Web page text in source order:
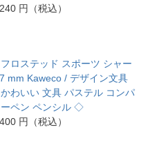
円（税込）
ロステッド スポーツ シャー
mm Kaweco / デザイン文具
わいい 文具 パステル コンパ
ーペン ペンシル ◇
円（税込）